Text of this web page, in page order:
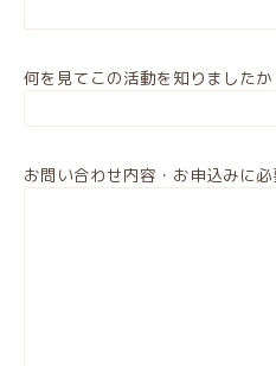
何を見てこの活動を知りましたか
お問い合わせ内容・お申込みに